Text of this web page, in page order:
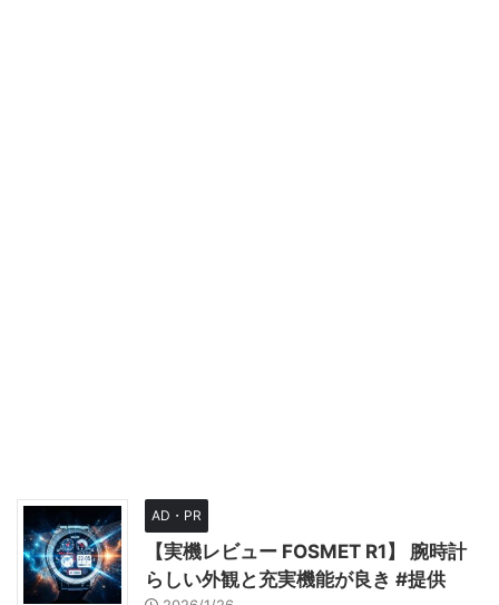
AD・PR
【実機レビュー FOSMET R1】 腕時計
らしい外観と充実機能が良き #提供